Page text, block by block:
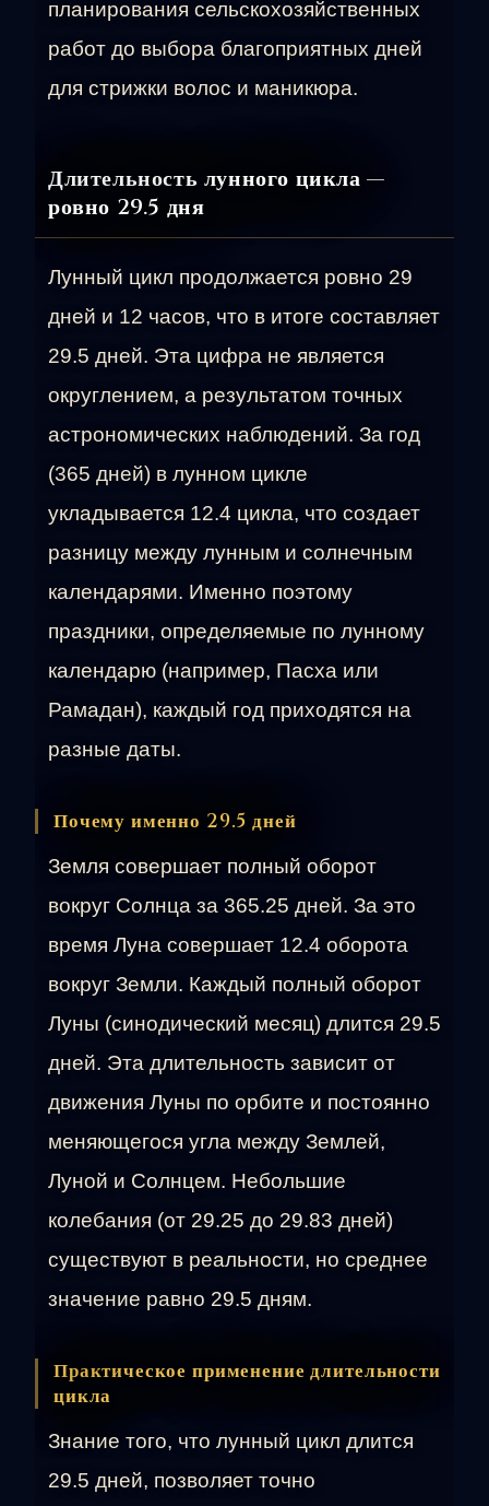
планирования сельскохозяйственных
работ до выбора благоприятных дней
для стрижки волос и маникюра.
Длительность лунного цикла —
ровно 29.5 дня
Лунный цикл продолжается ровно 29
дней и 12 часов, что в итоге составляет
29.5 дней. Эта цифра не является
округлением, а результатом точных
астрономических наблюдений. За год
(365 дней) в лунном цикле
укладывается 12.4 цикла, что создает
разницу между лунным и солнечным
календарями. Именно поэтому
праздники, определяемые по лунному
календарю (например, Пасха или
Рамадан), каждый год приходятся на
разные даты.
Почему именно 29.5 дней
Земля совершает полный оборот
вокруг Солнца за 365.25 дней. За это
время Луна совершает 12.4 оборота
вокруг Земли. Каждый полный оборот
Луны (синодический месяц) длится 29.5
дней. Эта длительность зависит от
движения Луны по орбите и постоянно
меняющегося угла между Землей,
Луной и Солнцем. Небольшие
колебания (от 29.25 до 29.83 дней)
существуют в реальности, но среднее
значение равно 29.5 дням.
Практическое применение длительности
цикла
Знание того, что лунный цикл длится
29.5 дней, позволяет точно